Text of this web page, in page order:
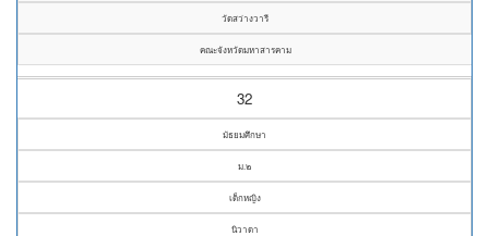
วัดสว่างวารี
คณะจังหวัดมหาสารคาม
32
มัธยมศึกษา
ม.๒
เด็กหญิง
นิวาดา